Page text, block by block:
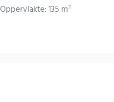
Oppervlakte: 135 m²